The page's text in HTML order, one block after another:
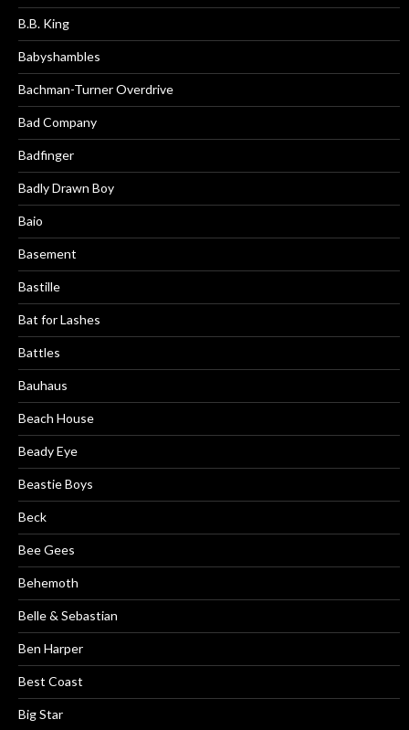
B.B. King
Babyshambles
Bachman-Turner Overdrive
Bad Company
Badfinger
Badly Drawn Boy
Baio
Basement
Bastille
Bat for Lashes
Battles
Bauhaus
Beach House
Beady Eye
Beastie Boys
Beck
Bee Gees
Behemoth
Belle & Sebastian
Ben Harper
Best Coast
Big Star